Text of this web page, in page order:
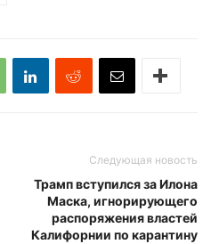
Следующая новость
Трамп вступился за Илона
Маска, игнорирующего
распоряжения властей
Калифорнии по карантину